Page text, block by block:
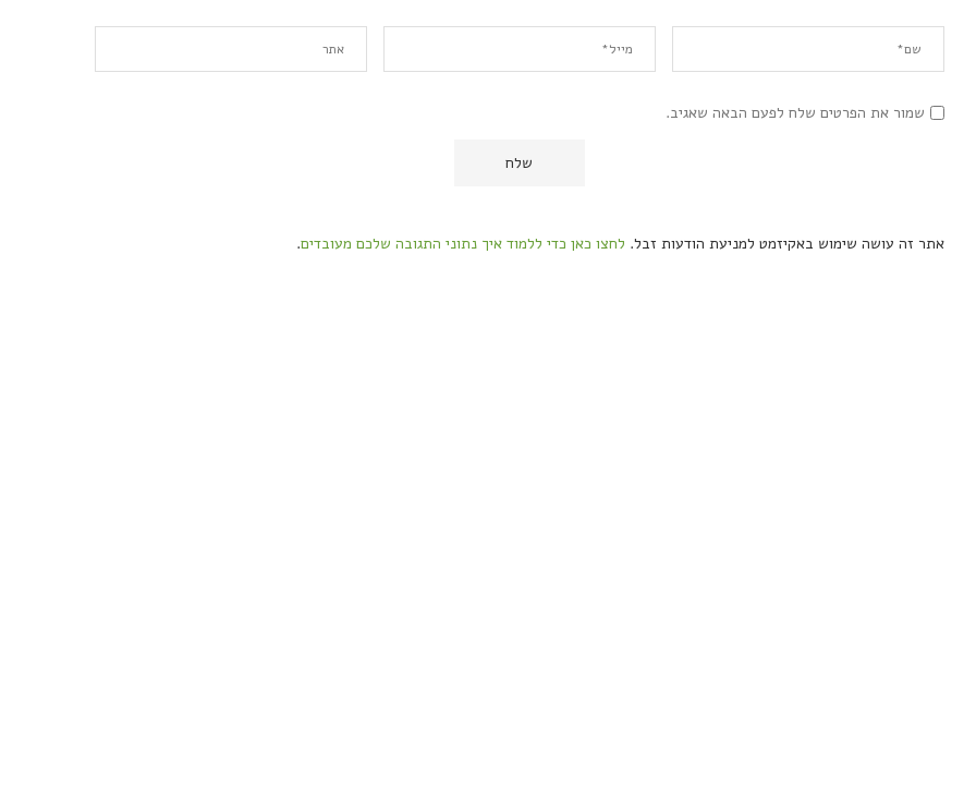
שמור את הפרטים שלח לפעם הבאה שאגיב.
אתר זה עושה שימוש באקיזמט למניעת הודעות זבל. לחצו כאן כדי ללמוד איך נתוני התגובה שלכם מעובדים.